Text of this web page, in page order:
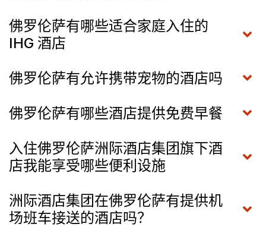
佛罗伦萨有哪些适合家庭入住的
IHG 酒店
佛罗伦萨有允许携带宠物的酒店吗
佛罗伦萨有哪些酒店提供免费早餐
入住佛罗伦萨洲际酒店集团旗下酒
店我能享受哪些便利设施
洲际酒店集团在佛罗伦萨有提供机
场班车接送的酒店吗？